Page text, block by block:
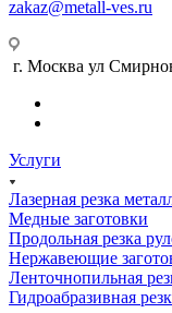
zakaz@metall-ves.ru
г. Москва ул
Услуги
Лазерная резка
Медные заготовки
Продольная резка
Нержавеющие
Ленточнопильная
Гидроабразивная